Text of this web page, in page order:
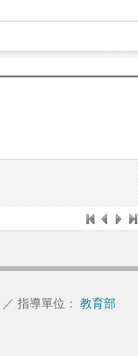
／ 指導單位： 教育部